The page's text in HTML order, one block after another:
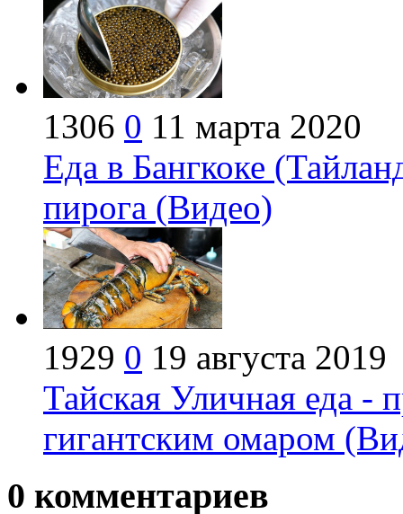
1306 0 11 марта 2020
Еда в Бангкоке
пирога (Видео)
1929 0 19 августа 2019
Тайская Уличная еда -
гигантским омаром
0 комментариев